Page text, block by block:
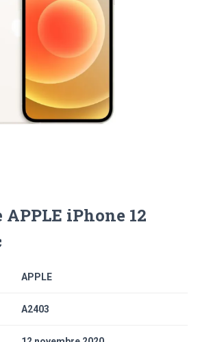
iPhone 12
APPLE
A2403